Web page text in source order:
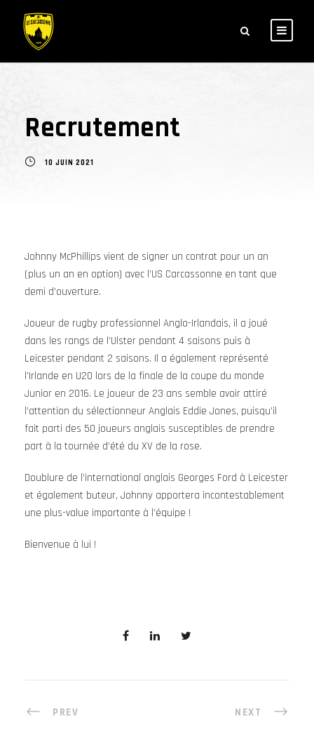
Recrutement
10 JUIN 2021
Johnny McPhillips vient de signer un contrat pour un an
(plus un an en option) avec l’US Carcassonne en tant que
demi d’ouverture.
Joueur de rugby professionnel Anglo-Irlandais, il a joué
dans les rangs de l’Ulster pendant 4 saisons puis à
Leicester pendant 2 saisons. Il a également représenté
l’Irlande en U20 lors de la finale de la coupe du monde
Junior en 2016. Le joueur de 23 ans semble avoir attiré
l’attention du sélectionneur Anglais Eddie Jones, puisqu’il
fait parti des 50 joueurs anglais susceptibles de prendre
part à la tournée d’été du XV de la rose.
Doublure de l’international anglais Georges Ford à Leicester
et également buteur, Johnny apportera incontestablement
une plus-value importante à l’équipe !
Bienvenue à lui !
PREV NEXT